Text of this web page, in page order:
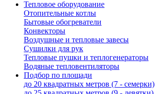
Тепловое оборудование
Отопительные котлы
Бытовые обогреватели
Конвекторы
Воздушные и тепловые завесы
Сушилки для рук
Тепловые пушки и теплогенераторы
Водяные тепловентиляторы
Подбор по площади
до 20 квадратных метров (7 - семерки)